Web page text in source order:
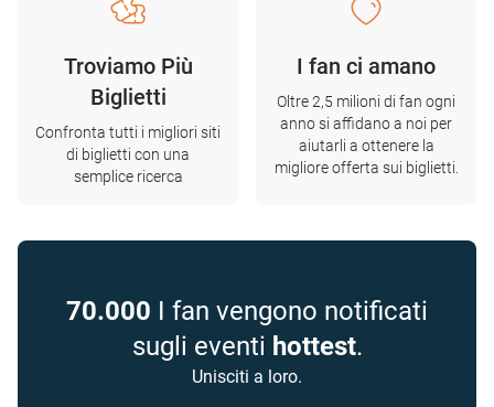
Troviamo Più
Biglietti
Confronta tutti i migliori siti
di biglietti con una
semplice ricerca
I fan ci amano
Oltre 2,5 milioni di fan ogni
anno si affidano a noi per
aiutarli a ottenere la
migliore offerta sui biglietti.
70.000 I fan vengono notificati
sugli eventi hottest.
Unisciti a loro.